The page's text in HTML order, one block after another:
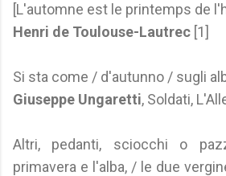
[L'automne est le printemps de
Henri de Toulouse-Lautrec [1]
Si sta come / d'autunno / sugli
Giuseppe Ungaretti, Soldati,
Altri, pedanti, sciocchi o
primavera e l'alba, / le due